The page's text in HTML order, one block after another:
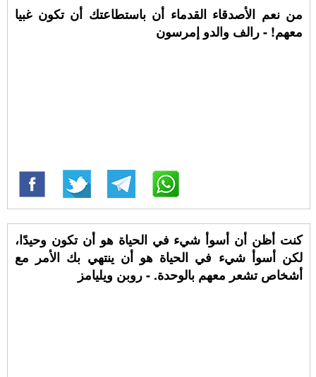
من نعم الأصدقاء القدماء أن باستطاعتك أن تكون غبيا
معهم! - رالف والدو إمرسون
كنت أظن أن أسوأ شيء في الحياة هو أن تكون وحيدًا،
لكن أسوأ شيء في الحياة هو أن ينتهي بك الأمر مع
أشخاص تشعر معهم بالوحدة. - روبن ويليامز